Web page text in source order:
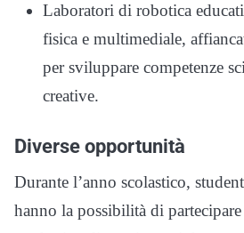
Laboratori di robotica
fisica e multimediale,
per sviluppare competenze
creative.
Diverse opportunità
Durante l’anno scolastico,
hanno la possibilità di